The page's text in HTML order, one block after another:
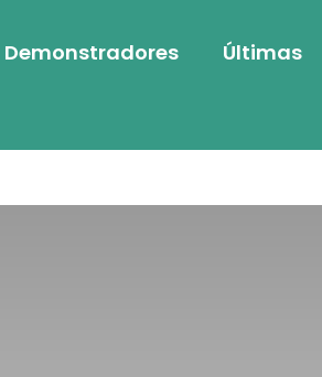
Demonstradores Últimas